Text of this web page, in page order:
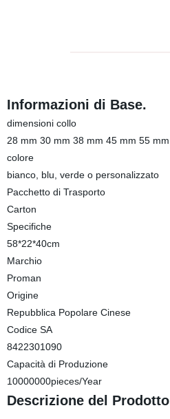
Informazioni di Base.
dimensioni collo
28 mm 30 mm 38 mm 45 mm 55 mm
colore
bianco, blu, verde o personalizzato
Pacchetto di Trasporto
Carton
Specifiche
58*22*40cm
Marchio
Proman
Origine
Repubblica Popolare Cinese
Codice SA
8422301090
Capacità di Produzione
10000000pieces/Year
Descrizione del Prodotto